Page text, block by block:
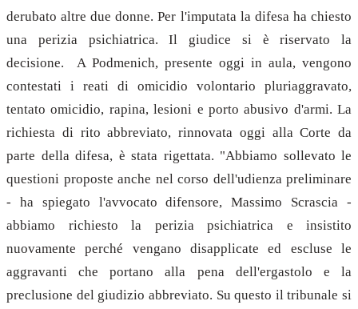
derubato altre due donne. Per l'imputata la difesa ha chiesto
una perizia psichiatrica. Il giudice si è riservato la
decisione. A Podmenich, presente oggi in aula, vengono
contestati i reati di omicidio volontario pluriaggravato,
tentato omicidio, rapina, lesioni e porto abusivo d'armi. La
richiesta di rito abbreviato, rinnovata oggi alla Corte da
parte della difesa, è stata rigettata. "Abbiamo sollevato le
questioni proposte anche nel corso dell'udienza preliminare
- ha spiegato l'avvocato difensore, Massimo Scrascia -
abbiamo richiesto la perizia psichiatrica e insistito
nuovamente perché vengano disapplicate ed escluse le
aggravanti che portano alla pena dell'ergastolo e la
preclusione del giudizio abbreviato. Su questo il tribunale si